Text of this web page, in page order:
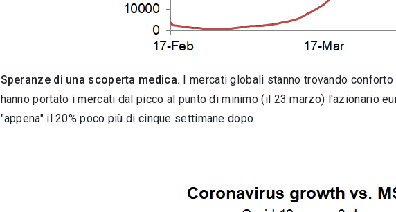
Speranze di una scoperta medica. I mercati globali stanno trovando
hanno portato i mercati dal picco al punto di minimo (il 23 marzo) l'azionario
"appena" il 20% poco più di cinque settimane dopo.